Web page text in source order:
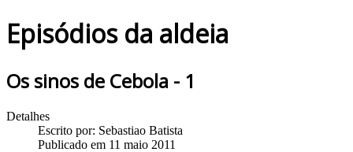
Episódios da aldeia
Os sinos de Cebola - 1
Detalhes
Escrito por: Sebastiao Batista
Publicado em 11 maio 2011